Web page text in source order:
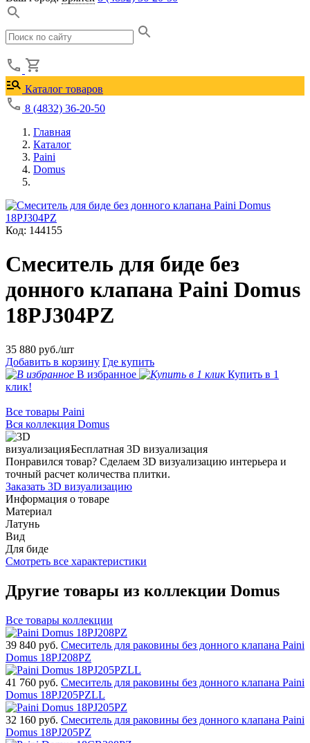
Каталог товаров
8 (4832) 36-20-50
Главная
Каталог
Paini
Domus
Код: 144155
Смеситель для биде без
донного клапана Paini Domus
18PJ304PZ
35 880 руб./шт
Добавить в корзину Где купить
В избранное
Купить в 1
клик!
Все товары Paini
Вся коллекция Domus
Бесплатная 3D визуализация
Понравился товар? Сделаем 3D визуализацию интерьера и
точный расчет количества плитки.
Заказать 3D визуализацию
Информация о товаре
Материал
Латунь
Вид
Для биде
Смотреть все характеристики
Другие товары из коллекции Domus
Все товары коллекции
39 840 руб. Смеситель для раковины без донного клапана Paini
Domus 18PJ208PZ
41 760 руб. Смеситель для раковины без донного клапана Paini
Domus 18PJ205PZLL
32 160 руб. Смеситель для раковины без донного клапана Paini
Domus 18PJ205PZ